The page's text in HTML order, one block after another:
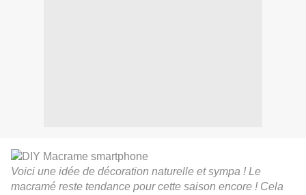
Voici une idée de décoration naturelle et sympa ! Le
macramé reste tendance pour cette saison encore ! Cela